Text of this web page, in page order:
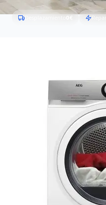
Desplazamiento 0€